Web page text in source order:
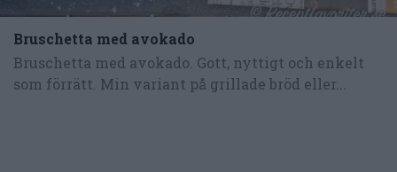
Bruschetta med avokado
Bruschetta med avokado. Gott, nyttigt och enkelt
som förrätt. Min variant på grillade bröd eller...